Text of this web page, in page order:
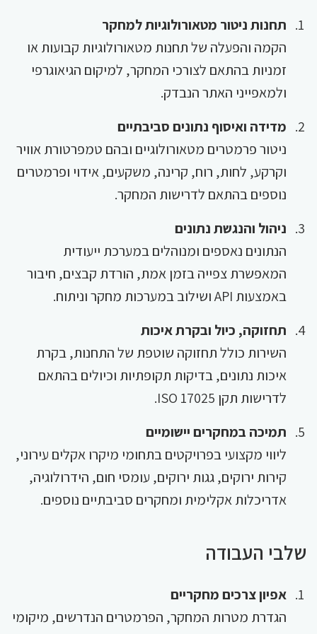
תחנות ניטור מטאורולוגיות למחקר
הקמה והפעלה של תחנות מטאורולוגיות קבועות או
זמניות בהתאם לצורכי המחקר, למיקום הגיאוגרפי
ולמאפייני האתר הנבדק.
מדידה ואיסוף נתונים סביבתיים
ניטור פרמטרים מטאורולוגיים ובהם טמפרטורת אוויר
וקרקע, לחות, רוח, קרינה, משקעים, אידוי ופרמטרים
נוספים בהתאם לדרישות המחקר.
ניהול והנגשת נתונים
הנתונים נאספים ומנוהלים במערכת ייעודית
המאפשרת צפייה בזמן אמת, הורדת קבצים, חיבור
באמצעות API ושילוב במערכות מחקר וניתוח.
תחזוקה, כיול ובקרת איכות
השירות כולל תחזוקה שוטפת של התחנות, בקרת
איכות נתונים, בדיקות תקופתיות וכיולים בהתאם
לדרישות תקן ISO 17025.
תמיכה במחקרים יישומיים
ליווי מקצועי בפרויקטים בתחומי מיקרו אקלים עירוני,
קירות ירוקים, גגות ירוקים, עומסי חום, הידרולוגיה,
אדריכלות אקלימית ומחקרים סביבתיים נוספים.
שלבי העבודה
אפיון צרכים מחקריים
הגדרת מטרות המחקר, הפרמטרים הנדרשים, מיקומי